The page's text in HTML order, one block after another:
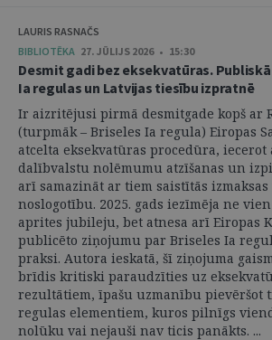
LAURIS RASNAČS
BIBLIOTĒKA 27. JŪLIJS 2026 • 15:30
Desmit gadi bez eksekvatūras.
Ia regulas un Latvijas tiesību izpratnē
Ir aizritējusi pirmā desmitgade kopš ar
(turpmāk – Briseles Ia regula) Eiropas
atcelta eksekvatūras procedūra, iecerot
dalībvalstu nolēmumu atzīšanas un
arī samazināt ar tiem saistītās
noslogotību. 2025. gads iezīmēja ne
aprites jubileju, bet atnesa arī Eiropas
publicēto ziņojumu par Briseles Ia
praksi. Autora ieskatā, šī ziņojuma
brīdis kritiski paraudzīties uz
rezultātiem, īpašu uzmanību pievēršot
regulas elementiem, kuros pilnīgs
nolūku vai nejauši nav ticis panākts. ...